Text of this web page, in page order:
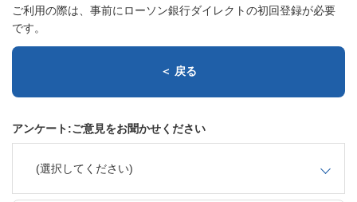
ご利用の際は、事前にローソン銀行ダイレクトの初回登録が必要
です。
＜ 戻る
アンケート:ご意見をお聞かせください
(選択してください)